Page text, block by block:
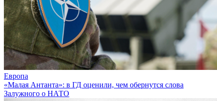
Европа
«Малая Антанта»: в ГД оценили, чем обернутся слова
Залужного о НАТО